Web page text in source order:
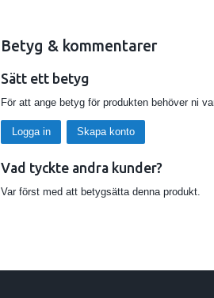
Betyg & kommentarer
Sätt ett betyg
För att ange betyg för produkten behöver ni
Logga in Skapa konto
Vad tyckte andra kunder?
Var först med att betygsätta denna produkt.